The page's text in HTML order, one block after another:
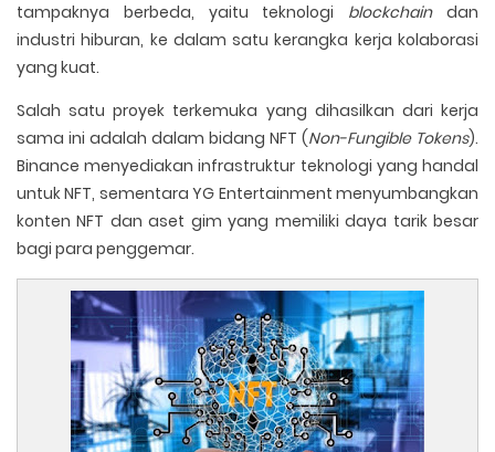
tampaknya berbeda, yaitu teknologi blockchaindan
industri hiburan, ke dalam satu kerangka kerja kolaborasi
yang kuat.
Salah satu proyek terkemuka yang dihasilkan dari kerja
sama ini adalah dalam bidang NFT (Non-Fungible Tokens).
Binance menyediakan infrastruktur teknologi yang handal
untuk NFT, sementara YG Entertainment menyumbangkan
konten NFT dan aset gim yang memiliki daya tarik besar
bagi para penggemar.